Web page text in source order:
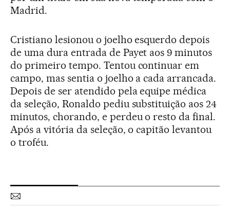
Madrid.
Cristiano lesionou o joelho esquerdo depois
de uma dura entrada de Payet aos 9 minutos
do primeiro tempo. Tentou continuar em
campo, mas sentia o joelho a cada arrancada.
Depois de ser atendido pela equipe médica
da seleção, Ronaldo pediu substituição aos 24
minutos, chorando, e perdeu o resto da final.
Após a vitória da seleção, o capitão levantou
o troféu.